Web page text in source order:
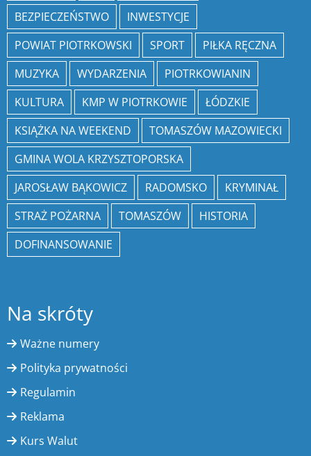
BEZPIECZEŃSTWO
INWESTYCJE
POWIAT PIOTRKOWSKI
SPORT
PIŁKA RĘCZNA
MUZYKA
WYDARZENIA
PIOTRKOWIANIN
KULTURA
KMP W PIOTRKOWIE
ŁÓDZKIE
KSIĄŻKA NA WEEKEND
TOMASZÓW MAZOWIECKI
GMINA WOLA KRZYSZTOPORSKA
JAROSŁAW BĄKOWICZ
RADOMSKO
KRYMINAŁ
STRAŻ POŻARNA
TOMASZÓW
HISTORIA
DOFINANSOWANIE
Na skróty
Ważne numery
Polityka prywatności
Regulamin
Reklama
Kurs Walut